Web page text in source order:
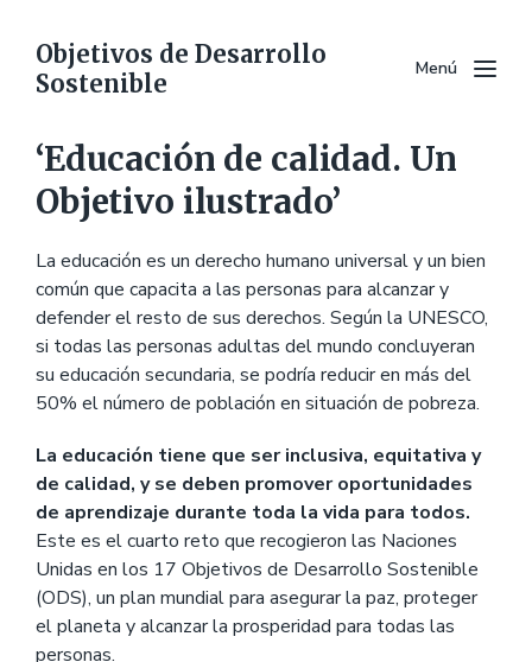
Objetivos de Desarrollo
Sostenible
Menú
‘Educación de calidad. Un
Objetivo ilustrado’
La educación es un derecho humano universal y un bien
común que capacita a las personas para alcanzar y
defender el resto de sus derechos. Según la UNESCO,
si todas las personas adultas del mundo concluyeran
su educación secundaria, se podría reducir en más del
50% el número de población en situación de pobreza.
La educación tiene que ser inclusiva, equitativa y
de calidad, y se deben promover oportunidades
de aprendizaje durante toda la vida para todos.
Este es el cuarto reto que recogieron las Naciones
Unidas en los 17 Objetivos de Desarrollo Sostenible
(ODS), un plan mundial para asegurar la paz, proteger
el planeta y alcanzar la prosperidad para todas las
personas.